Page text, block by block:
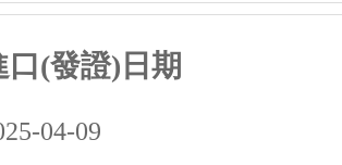
口(發證)日期
04-09